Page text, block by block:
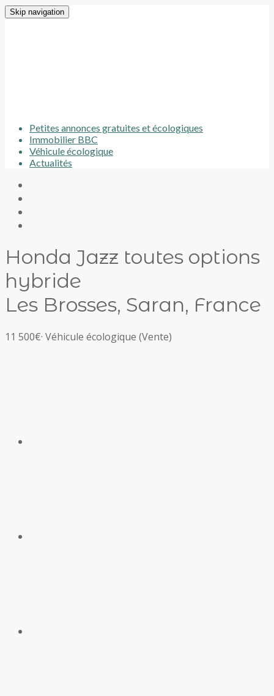
Skip navigation
Petites annonces gratuites et écologiques
Immobilier BBC
Véhicule écologique
Actualités
Honda Jazz toutes options
hybride
Les Brosses, Saran, France
11 500€· Véhicule écologique (Vente)